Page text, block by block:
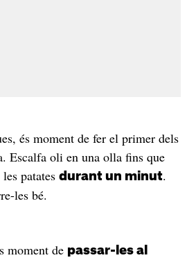
és moment de fer el primer dels
Escalfa oli en una olla fins que
patates durant un minut.
les bé.
moment de passar-les al